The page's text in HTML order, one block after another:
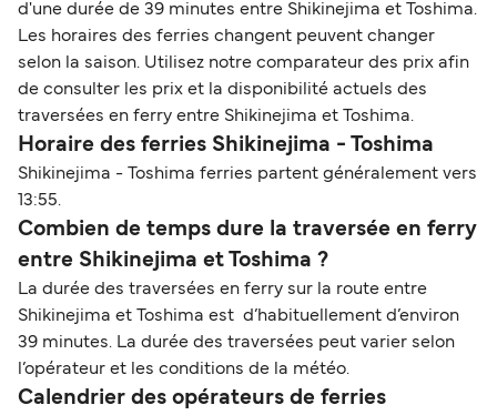
d'une durée de 39 minutes entre Shikinejima et Toshima.
Les horaires des ferries changent peuvent changer
selon la saison. Utilisez notre comparateur des prix afin
de consulter les prix et la disponibilité actuels des
traversées en ferry entre Shikinejima et Toshima.
Horaire des ferries Shikinejima - Toshima
Shikinejima - Toshima ferries partent généralement vers
13:55.
Combien de temps dure la traversée en ferry
entre Shikinejima et Toshima ?
La durée des traversées en ferry sur la route entre
Shikinejima et Toshima est d’habituellement d’environ
39 minutes. La durée des traversées peut varier selon
l’opérateur et les conditions de la météo.
Calendrier des opérateurs de ferries